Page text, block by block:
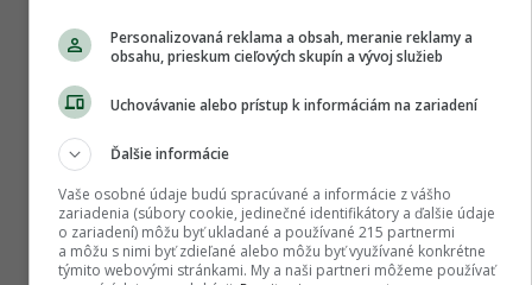
Čo sa stane, ak prešvihnete ten
správny moment a kože sa presušia
Personalizovaná reklama a obsah, meranie reklamy a
obsahu, prieskum cieľových skupín a vývoj služieb
Uchovávanie alebo prístup k informáciám na zariadení
Ďalšie informácie
Vaše osobné údaje budú spracúvané a informácie z vášho
zariadenia (súbory cookie, jedinečné identifikátory a ďalšie údaje
o zariadení) môžu byť ukladané a používané 215 partnermi
a môžu s nimi byť zdieľané alebo môžu byť využívané konkrétne
týmito webovými stránkami. My a naši partneri môžeme používať